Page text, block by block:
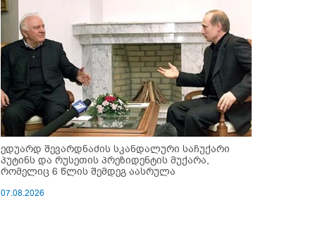
ედუარდ შევარდნაძის სკანდალური საჩუქარი
პუტინს და რუსეთის პრეზიდენტის მუქარა,
რომელიც 6 წლის შემდეგ აასრულა
07.08.2026